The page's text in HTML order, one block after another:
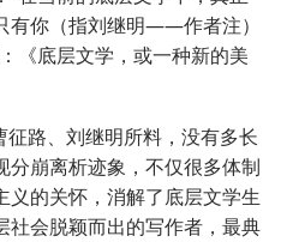
有你（指刘继明——作者注）
《底层文学，或一种新的美
路、刘继明所料，没有多长
分崩离析迹象，不仅很多体制
义的关怀，消解了底层文学生
社会脱颖而出的写作者，最典